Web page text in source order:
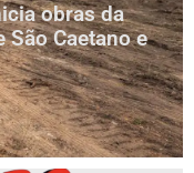
obras da
São Caetano e